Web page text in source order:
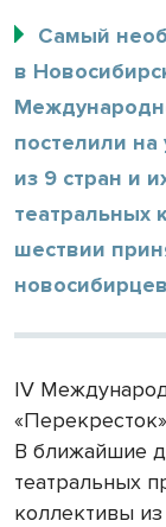
Самый
в
постелили
из 9 стран и
театральных
шествии
IV
В ближайшие
театральных
коллективы